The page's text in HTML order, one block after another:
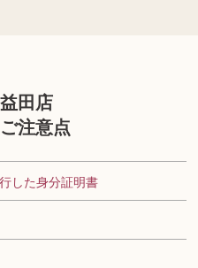
田店
注意点
した身分証明書